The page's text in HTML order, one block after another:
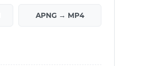
APNG → MP4